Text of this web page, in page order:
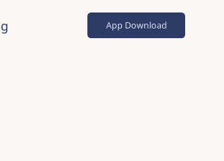
App Download